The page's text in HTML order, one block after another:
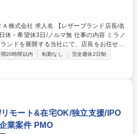
ーブランド店長/名
3日/ノルマ無 仕事の内容 ミラノ
ンドを展開する当社にて、店長をお任せし
。接客販売、在庫管理、店舗レイアウトな
す。ノルマはございません ■接客・販
、ブランドの世界観や製品の魅力を伝え価
■店舗運営・在庫管理(20%)：タブレット
棚卸、正確な在庫管理を通じた店舗運営 ■
の魅力を最大限に引き出す店舗レイアウト
スプレイ、店内美化 【取り扱い商品】バッ
～30万 募集職種 【レザーブラ
価/月10日休・希望休3日/ノルマ無
20時間以内 転勤なし
完全週休2日制
リモート&在宅OK/独立支援/IPO
業案件 PMO